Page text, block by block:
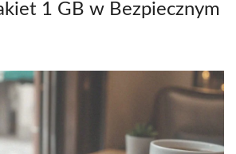
1 GB w Bezpiecznym